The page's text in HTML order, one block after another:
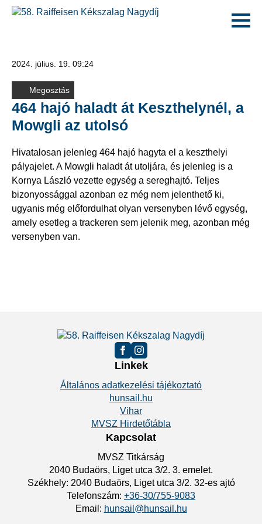
2024. július. 19. 09:24
Megosztás
464 hajó haladt át Keszthelynél, a
Mowgli az utolsó
Hivatalosan jelenleg 464 hajó hagyta el a keszthelyi
pályajelet. A Mowgli haladt át utoljára, és jelenleg is a
Kornya László vezette egység a sereghajtó. Teljes
bizonyossággal azonban ez még nem jelenthető ki,
ugyanis még előfordulhat olyan versenyben lévő egység,
amely esetleg a trackeren sem jelenik meg, azonban még
versenyben van.
Linkek
Általános adatkezelési tájékoztató
hunsail.hu
Vihar
MVSZ Hirdetőtábla
Kapcsolat
MVSZ Titkárság
2040 Budaörs, Liget utca 3/2. 3. emelet.
Székhely: 2040 Budaörs, Liget utca 3/2. 32-es ajtó
Telefonszám: +36-30/755-9083
Email: hunsail@hunsail.hu